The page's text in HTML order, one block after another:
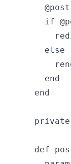
if
    else
    end
  end
  private
def